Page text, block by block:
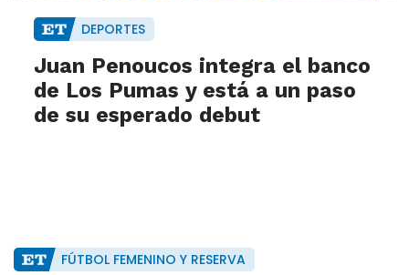
DEPORTES
Juan Penoucos integra el banco
de Los Pumas y está a un paso
de su esperado debut
FÚTBOL FEMENINO Y RESERVA